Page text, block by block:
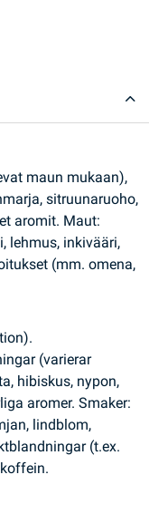
maun mukaan),
sitruunaruoho,
aromit. Maut:
lehmus, inkivääri,
(mm. omena,
(varierar
hibiskus, nypon,
aromer. Smaker:
lindblom,
(t.ex.